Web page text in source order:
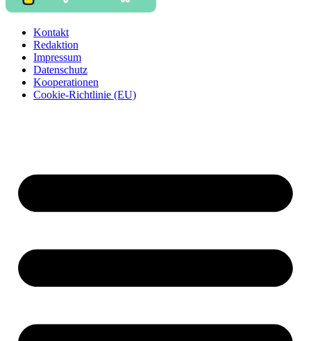
Kontakt
Redaktion
Impressum
Datenschutz
Kooperationen
Cookie-Richtlinie (EU)